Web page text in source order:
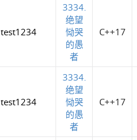
test1234
3334.
绝望
恸哭
的愚
者
C++17
test1234
3334.
绝望
恸哭
的愚
者
C++17